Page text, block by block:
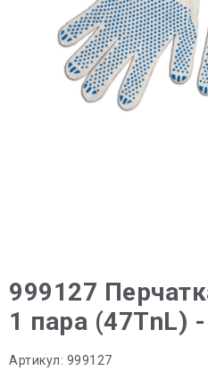
999127
1 пара (47ТnL)
Артикул: 999127